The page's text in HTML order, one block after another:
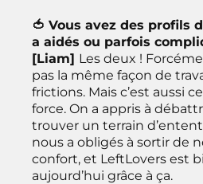
🍅 Vous avez des profils
a aidés ou parfois
[Liam] Les deux !
pas la même façon de
frictions. Mais c’est aussi
force. On a appris à
trouver un terrain
nous a obligés à sortir de
confort, et LeftLovers est
aujourd’hui grâce à ça.